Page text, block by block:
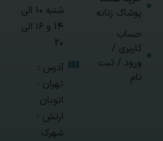
پوشاک زنانه
حساب
کاربری /
ورود / ثبت
نام
شنبه 10 الی
14 و 16 الی
20
آدرس :
تهران -
اتوبان
ارتش -
شهرک